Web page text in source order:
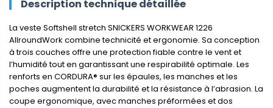
Description technique détaillée
La veste Softshell stretch SNICKERS WORKWEAR 1226
AllroundWork combine technicité et ergonomie. Sa conception
à trois couches offre une protection fiable contre le vent et
l’humidité tout en garantissant une respirabilité optimale. Les
renforts en CORDURA® sur les épaules, les manches et les
poches augmentent la durabilité et la résistance à l’abrasion. La
coupe ergonomique, avec manches préformées et dos